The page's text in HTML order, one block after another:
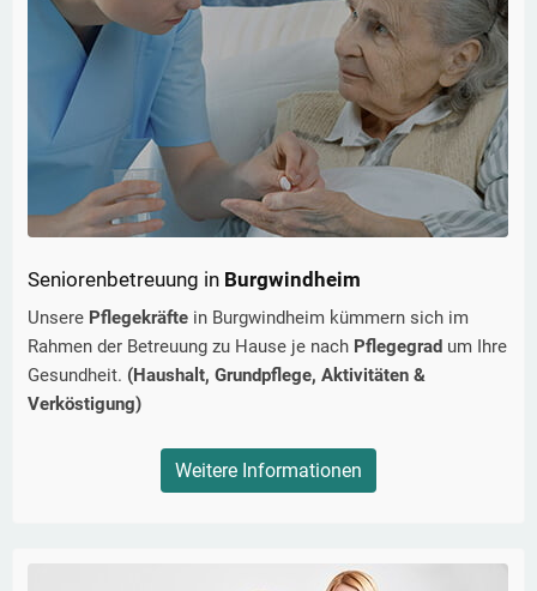
Seniorenbetreuung in Burgwindheim
Unsere Pflegekräfte in Burgwindheim kümmern sich im
Rahmen der Betreuung zu Hause je nach Pflegegrad um Ihre
Gesundheit. (Haushalt, Grundpflege, Aktivitäten &
Verköstigung)
Weitere Informationen